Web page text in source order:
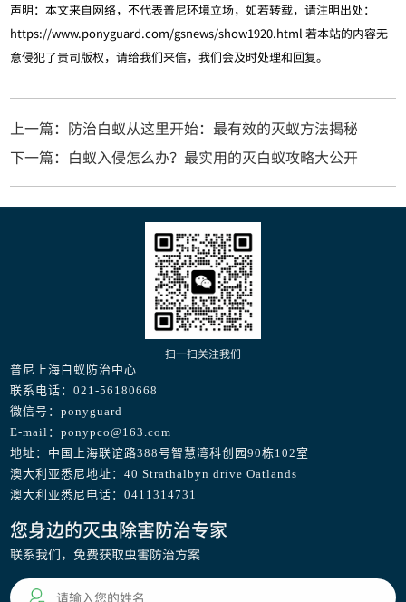
声明：本文来自网络，不代表普尼环境立场，如若转载，请注明出处：
https://www.ponyguard.com/gsnews/show1920.html 若本站的内容无
意侵犯了贵司版权，请给我们来信，我们会及时处理和回复。
上一篇：防治白蚁从这里开始：最有效的灭蚁方法揭秘
下一篇：白蚁入侵怎么办？最实用的灭白蚁攻略大公开
扫一扫关注我们
普尼上海白蚁防治中心
联系电话：021-56180668
微信号：ponyguard
E-mail：ponypco@163.com
地址：中国上海联谊路388号智慧湾科创园90栋102室
澳大利亚悉尼地址：40 Strathalbyn drive Oatlands
澳大利亚悉尼电话：0411314731
您身边的灭虫除害防治专家
联系我们，免费获取虫害防治方案